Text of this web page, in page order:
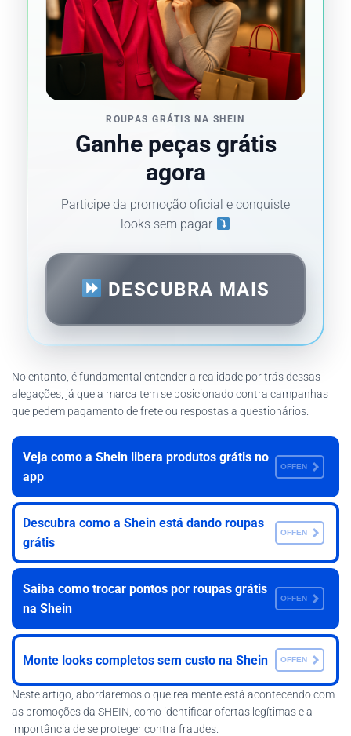
ROUPAS GRÁTIS NA SHEIN
Ganhe peças grátis
agora
Participe da promoção oficial e conquiste
looks sem pagar
DESCUBRA MAIS
No entanto, é fundamental entender a realidade por trás dessas
alegações, já que a marca tem se posicionado contra campanhas
que pedem pagamento de frete ou respostas a questionários.
Veja como a Shein libera produtos grátis no
app
OFFEN
Descubra como a Shein está dando roupas
grátis
OFFEN
Saiba como trocar pontos por roupas grátis
na Shein
OFFEN
Monte looks completos sem custo na Shein OFFEN
Neste artigo, abordaremos o que realmente está acontecendo com
as promoções da SHEIN, como identificar ofertas legítimas e a
importância de se proteger contra fraudes.